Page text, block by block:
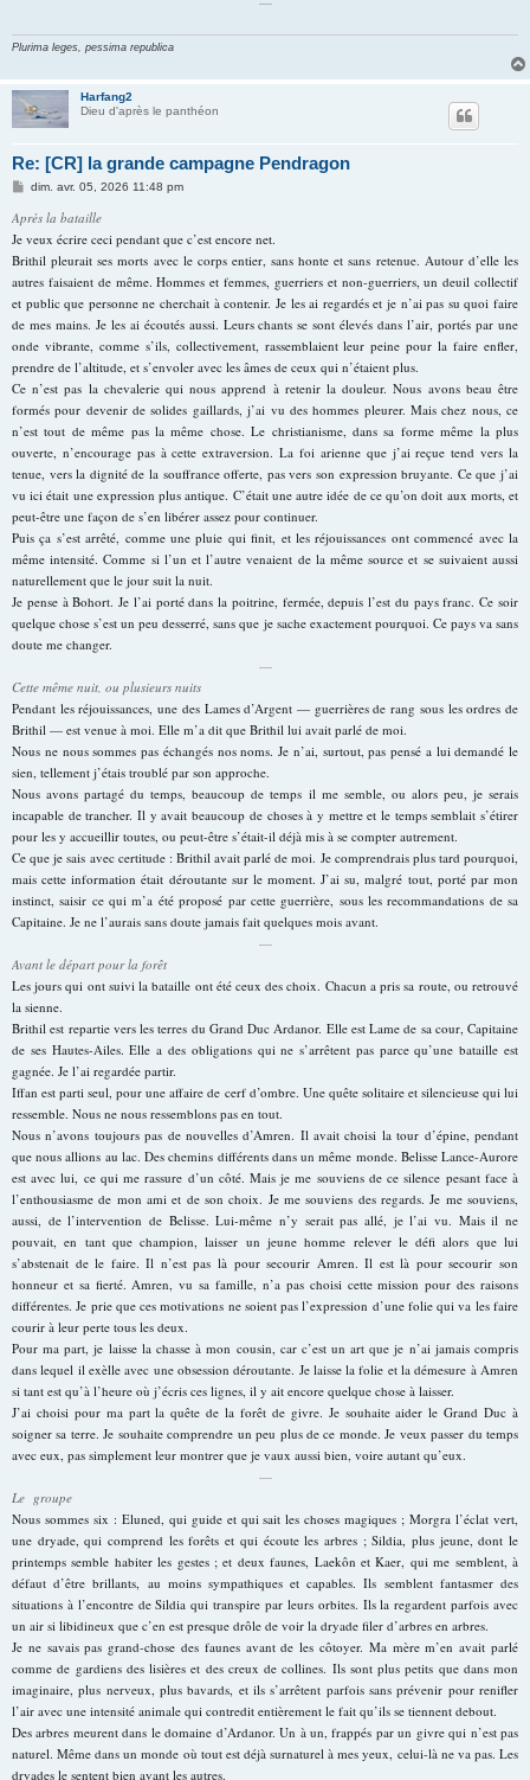
Plurima leges, pessima republica
Harfang2
Dieu d'après le panthéon
Re: [CR] la grande campagne Pendragon
M
a
g
dim. avr. 05, 2026 11:48 pm
Après la bataille
Je veux écrire ceci pendant que c’est encore net.
Brithil pleurait ses morts avec le corps entier, sans honte et sans retenue. Autour d’elle les
autres faisaient de même. Hommes et femmes, guerriers et non-guerriers, un deuil collectif
et public que personne ne cherchait à contenir. Je les ai regardés et je n’ai pas su quoi faire
de mes mains. Je les ai écoutés aussi. Leurs chants se sont élevés dans l’air, portés par une
onde vibrante, comme s’ils, collectivement, rassemblaient leur peine pour la faire enfler,
prendre de l’altitude, et s’envoler avec les âmes de ceux qui n’étaient plus.
Ce n’est pas la chevalerie qui nous apprend à retenir la douleur. Nous avons beau être
formés pour devenir de solides gaillards, j’ai vu des hommes pleurer. Mais chez nous, ce
n’est tout de même pas la même chose. Le christianisme, dans sa forme même la plus
ouverte, n’encourage pas à cette extraversion. La foi arienne que j’ai reçue tend vers la
tenue, vers la dignité de la souffrance offerte, pas vers son expression bruyante. Ce que j’ai
vu ici était une expression plus antique. C’était une autre idée de ce qu’on doit aux morts, et
peut-être une façon de s’en libérer assez pour continuer.
Puis ça s’est arrêté, comme une pluie qui finit, et les réjouissances ont commencé avec la
même intensité. Comme si l’un et l’autre venaient de la même source et se suivaient aussi
naturellement que le jour suit la nuit.
Je pense à Bohort. Je l’ai porté dans la poitrine, fermée, depuis l’est du pays franc. Ce soir
quelque chose s’est un peu desserré, sans que je sache exactement pourquoi. Ce pays va sans
doute me changer.
—
Cette même nuit, ou plusieurs nuits
Pendant les réjouissances, une des Lames d’Argent — guerrières de rang sous les ordres de
Brithil — est venue à moi. Elle m’a dit que Brithil lui avait parlé de moi.
Nous ne nous sommes pas échangés nos noms. Je n’ai, surtout, pas pensé a lui demandé le
sien, tellement j’étais troublé par son approche.
Nous avons partagé du temps, beaucoup de temps il me semble, ou alors peu, je serais
incapable de trancher. Il y avait beaucoup de choses à y mettre et le temps semblait s’étirer
pour les y accueillir toutes, ou peut-être s’était-il déjà mis à se compter autrement.
Ce que je sais avec certitude : Brithil avait parlé de moi. Je comprendrais plus tard pourquoi,
mais cette information était déroutante sur le moment. J’ai su, malgré tout, porté par mon
instinct, saisir ce qui m’a été proposé par cette guerrière, sous les recommandations de sa
Capitaine. Je ne l’aurais sans doute jamais fait quelques mois avant.
—
Avant le départ pour la forêt
Les jours qui ont suivi la bataille ont été ceux des choix. Chacun a pris sa route, ou retrouvé
la sienne.
Brithil est repartie vers les terres du Grand Duc Ardanor. Elle est Lame de sa cour, Capitaine
de ses Hautes-Ailes. Elle a des obligations qui ne s’arrêtent pas parce qu’une bataille est
gagnée. Je l’ai regardée partir.
Iffan est parti seul, pour une affaire de cerf d’ombre. Une quête solitaire et silencieuse qui lui
ressemble. Nous ne nous ressemblons pas en tout.
Nous n’avons toujours pas de nouvelles d’Amren. Il avait choisi la tour d’épine, pendant
que nous allions au lac. Des chemins différents dans un même monde. Belisse Lance-Aurore
est avec lui, ce qui me rassure d’un côté. Mais je me souviens de ce silence pesant face à
l’enthousiasme de mon ami et de son choix. Je me souviens des regards. Je me souviens,
aussi, de l’intervention de Belisse. Lui-même n’y serait pas allé, je l’ai vu. Mais il ne
pouvait, en tant que champion, laisser un jeune homme relever le défi alors que lui
s’abstenait de le faire. Il n’est pas là pour secourir Amren. Il est là pour secourir son
honneur et sa fierté. Amren, vu sa famille, n’a pas choisi cette mission pour des raisons
différentes. Je prie que ces motivations ne soient pas l’expression d’une folie qui va les faire
courir à leur perte tous les deux.
Pour ma part, je laisse la chasse à mon cousin, car c’est un art que je n’ai jamais compris
dans lequel il exèlle avec une obsession déroutante. Je laisse la folie et la démesure à Amren
si tant est qu’à l’heure où j’écris ces lignes, il y ait encore quelque chose à laisser.
J’ai choisi pour ma part la quête de la forêt de givre. Je souhaite aider le Grand Duc à
soigner sa terre. Je souhaite comprendre un peu plus de ce monde. Je veux passer du temps
avec eux, pas simplement leur montrer que je vaux aussi bien, voire autant qu’eux.
—
Le groupe
Nous sommes six : Eluned, qui guide et qui sait les choses magiques ; Morgra l’éclat vert,
une dryade, qui comprend les forêts et qui écoute les arbres ; Sildia, plus jeune, dont le
printemps semble habiter les gestes ; et deux faunes, Laekôn et Kaer, qui me semblent, à
défaut d’être brillants, au moins sympathiques et capables. Ils semblent fantasmer des
situations à l’encontre de Sildia qui transpire par leurs orbites. Ils la regardent parfois avec
un air si libidineux que c’en est presque drôle de voir la dryade filer d’arbres en arbres.
Je ne savais pas grand-chose des faunes avant de les côtoyer. Ma mère m’en avait parlé
comme de gardiens des lisières et des creux de collines. Ils sont plus petits que dans mon
imaginaire, plus nerveux, plus bavards, et ils s’arrêtent parfois sans prévenir pour renifler
l’air avec une intensité animale qui contredit entièrement le fait qu’ils se tiennent debout.
Des arbres meurent dans le domaine d’Ardanor. Un à un, frappés par un givre qui n’est pas
naturel. Même dans un monde où tout est déjà surnaturel à mes yeux, celui-là ne va pas. Les
dryades le sentent bien avant les autres.